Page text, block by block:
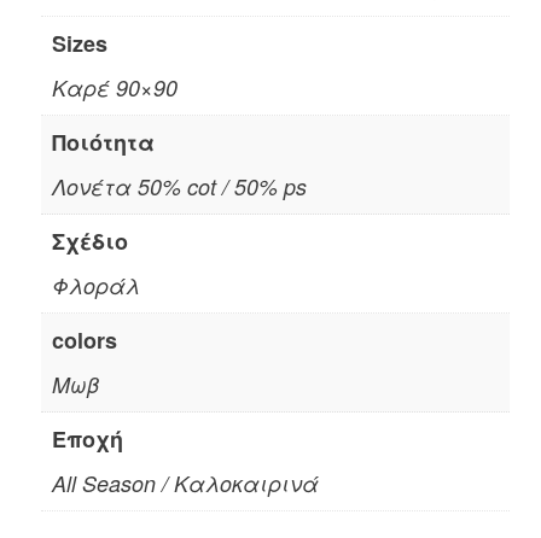
Sizes
Καρέ 90×90
Ποιότητα
Λονέτα 50% cot / 50% ps
Σχέδιο
Φλοράλ
colors
Μωβ
Εποχή
All Season / Καλοκαιρινά